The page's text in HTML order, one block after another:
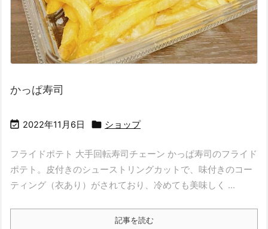
かっぱ寿司
 2022年11月6日  ショップ
フライドポテト 大手回転寿司チェーン かっぱ寿司のフライド
ポテト。皮付きのシューストリングカットで、味付きのコー
ティング（衣あり）がされており、冷めても美味しく ...
記事を読む